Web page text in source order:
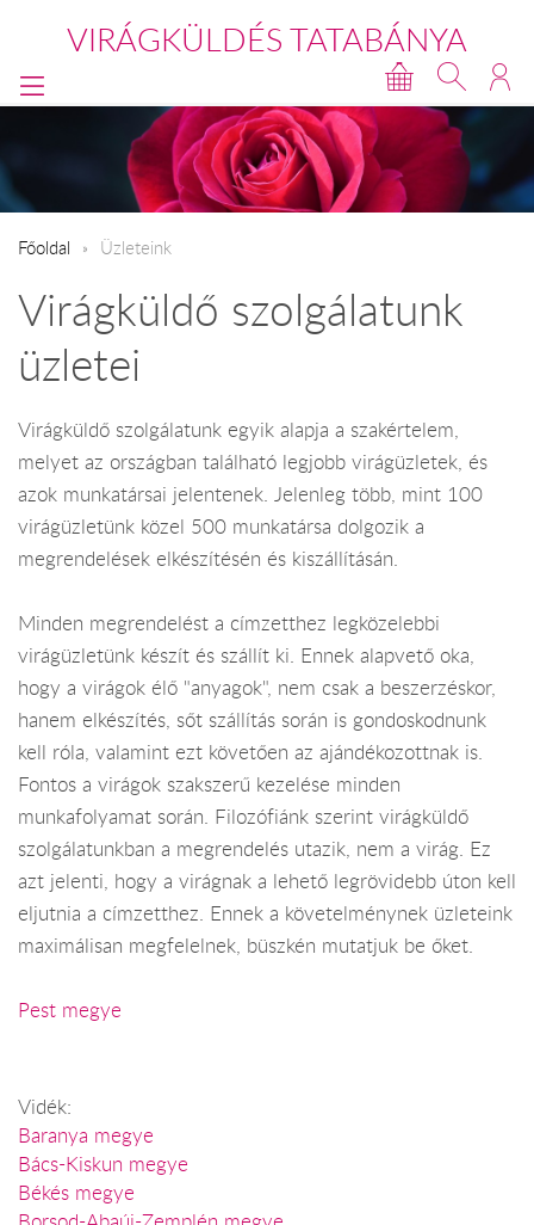
VIRÁGKÜLDÉS TATABÁNYA
Főoldal Üzleteink
Virágküldő szolgálatunk
üzletei
Virágküldő szolgálatunk egyik alapja a szakértelem,
melyet az országban található legjobb virágüzletek, és
azok munkatársai jelentenek. Jelenleg több, mint 100
virágüzletünk közel 500 munkatársa dolgozik a
megrendelések elkészítésén és kiszállításán.
Minden megrendelést a címzetthez legközelebbi
virágüzletünk készít és szállít ki. Ennek alapvető oka,
hogy a virágok élő "anyagok", nem csak a beszerzéskor,
hanem elkészítés, sőt szállítás során is gondoskodnunk
kell róla, valamint ezt követően az ajándékozottnak is.
Fontos a virágok szakszerű kezelése minden
munkafolyamat során. Filozófiánk szerint virágküldő
szolgálatunkban a megrendelés utazik, nem a virág. Ez
azt jelenti, hogy a virágnak a lehető legrövidebb úton kell
eljutnia a címzetthez. Ennek a követelménynek üzleteink
maximálisan megfelelnek, büszkén mutatjuk be őket.
Pest megye
Vidék:
Baranya megye
Bács-Kiskun megye
Békés megye